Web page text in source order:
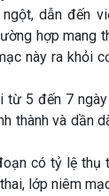
dẫn đến
hợp mang
này ra khỏi
5 đến 7
thành và dần
có tỷ lệ thụ
lớp niêm